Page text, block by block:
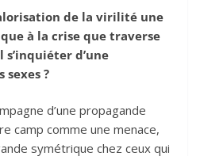
de la virilité une
à la crise que traverse
d’une
sexes ?
d’une propagande
camp comme une menace,
symétrique chez ceux qui